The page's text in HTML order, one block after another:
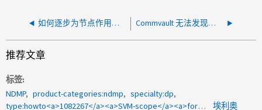
如何逐步为节点作用域模式配置 NDMP Commvault 无法发现用户角色为 "backup" 的 NetApp 集群
推荐文章
标签
NDMP
product-categories:ndmp
specialty:dp
type:howto<a>1082267</a><a>SVM-scope</a><a>for-translation</a>
埃利奥